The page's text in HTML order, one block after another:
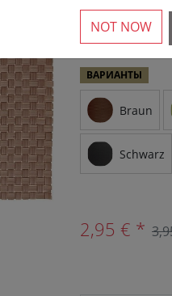
1
ВАРИАНТЫ
Braun
Schwarz
2,95 € *
NOT NOW